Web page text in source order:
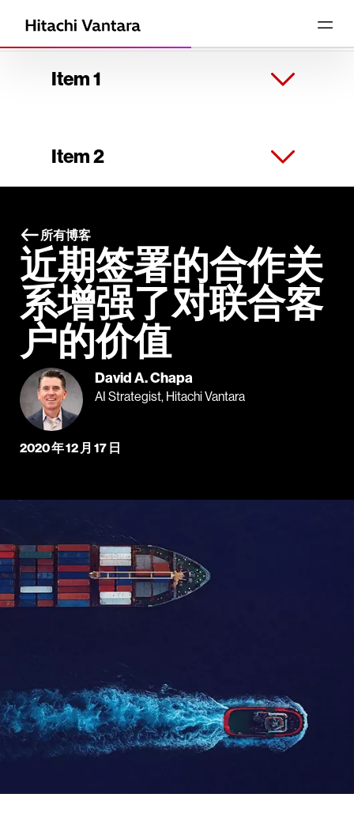
Item 1
Item 2
所有博客
近期签署的合作关
系增强了对联合客
户的价值
David A. Chapa
AI Strategist, Hitachi Vantara
2020 年 12 月 17 日